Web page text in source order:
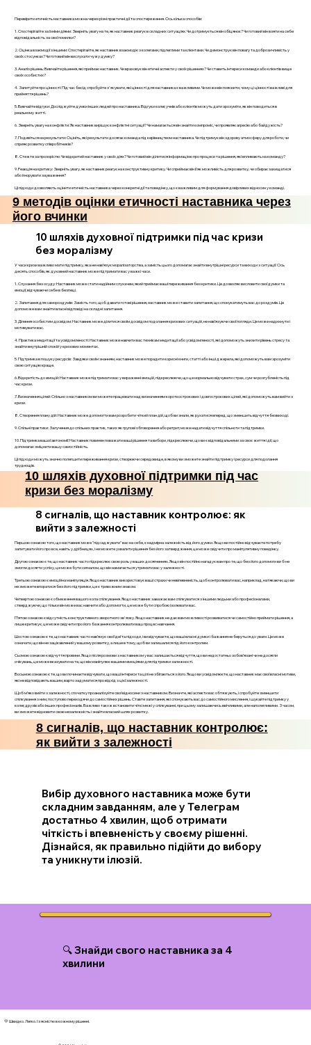
Перевірити етичність наставника можна через різні практичні дії та спостереження. Ось кілька способів:
1. Спостерігайте за їхніми діями: Зверніть увагу на те, як наставник реагує в складних ситуаціях. Чи дотримується він обіцянок? Чи готовий він взяти на себе
відповідальність за свої помилки?
2. Оцінка взаємодії з іншими: Спостерігайте, як наставник взаємодіє з колегами, підлеглими та клієнтами. Чи демонструє він повагу та доброзичливість у
своїх стосунках? Чи готовий він вислухати чужу думку?
3. Аналіз рішень: Вивчайте рішення, які приймає наставник. Чи враховує він етичні аспекти у своїх рішеннях? Чи ставить інтереси команди або клієнтів вище
своїх особистих?
4. Запитуйте про цінності: Під час бесід спробуйте з'ясувати, які цінності для наставника є важливими. Чи може він пояснити, чому ці цінності важливі для
прийняття рішень?
5. Вивчайте відгуки: Досліджуйте думки інших людей про наставника. Відгуки колег, учнів або клієнтів можуть дати зрозуміти, як він поводиться в
реальному житті.
6. Зверніть увагу на конфлікти: Як наставник вирішує конфліктні ситуації? Чи намагається він знайти компроміс, чи проявляє агресію або байдужість?
7. Подивіться на результати: Оцініть, які результати досягає команда під керівництвом наставника. Чи підтримує він здорову атмосферу для роботи, чи
сприяє розвитку співробітників?
8. Стежте за прозорістю: Чи відкритий наставник у своїх діях? Чи готовий він ділитися інформацією про процеси та рішення, які впливають на команду?
9. Реакція на критику: Зверніть увагу, як наставник реагує на конструктивну критику. Чи сприймає він її як можливість для розвитку, чи обирає захищатися
або ігнорувати зауваження?
Ці підходи дозволяють оцінити етичність наставника через конкретні дії та поведінку, що є важливим для формування довірливих відносин у команді.
9 методів оцінки етичності наставника через
його вчинки
10 шляхів духовної підтримки під час кризи
без моралізму
У часи кризи важливо мати підтримку, яка не нав’язує моралізаторства, а замість цього допомагає знайти внутрішні ресурси та виходи з ситуації. Ось
десять способів, як духовний наставник може підтримати вас у важкі часи.
1. Слухання без осуду: Наставник може стати надійним слухачем, який приймає ваші переживання без критики. Це дозволяє висловити свої думки та
емоції, відчуваючи себе в безпеці.
2. Запитання для самороздумів: Замість того, щоб давати готові рішення, наставник може ставити запитання, що спонукатимуть вас до роздумів. Це
допоможе вам знайти власні відповіді на складні запитання.
3. Ділення особистим досвідом: Наставник може ділитися своїм досвідом подолання кризових ситуацій, не нав’язуючи свої погляди. Це може надихнути і
мотивувати вас.
4. Практика медитації та усвідомленості: Наставник може навчити вас технікам медитації або усвідомленості, які допоможуть знизити рівень стресу та
знайти внутрішній спокій у кризових моментах.
5. Підтримка в пошуку ресурсів: Завдяки своїм знанням, наставник може порадити корисні книги, статті або інші джерела, які допоможуть вам зрозуміти
свою ситуацію краще.
6. Відкритість до емоцій: Наставник може підтримати вас у вираженні емоцій, підкреслюючи, що це нормально відчувати страх, сум чи розгубленість під
час кризи.
7. Визначення цілей: Спільно з наставником ви можете працювати над визначенням короткострокових і довгострокових цілей, які допоможуть вам вийти з
кризи.
8. Створення плану дій: Наставник може допомогти вам розробити чіткий план дій, щоб ви знали, як рухатися вперед, що зменшить відчуття безвиході.
9. Спільні практики: Залучення до спільних практик, таких як групові обговорення або ретрит, може надати відчуття спільноти та підтримки.
10. Підтримка вашої автономії: Наставник повинен поважати ваші рішення та вибори, підкреслюючи, що ви є відповідальними за своє життя і дії, що
допомагає зміцнити вашу самостійність.
Ці підходи можуть значно полегшити переживання кризи, створюючи середовище, в якому ви зможете знайти підтримку і ресурси для подолання
труднощів.
10 шляхів духовної підтримки під час
кризи без моралізму
8 сигналів, що наставник контролює: як
вийти з залежності
Першою ознакою того, що наставник може "підсаджувати" вас на себе, є надмірна залежність від його думки. Якщо ви постійно відчуваєте потребу
запитувати його про все, навіть у дрібницях, і не можете ухвалити рішення без його затвердження, це може свідчити про маніпулятивну поведінку.
Другою ознакою є те, що наставник часто підкреслює свою роль у ваших досягненнях. Якщо він постійно нагадує вам про те, що без його допомоги ви б не
змогли досягти успіху, це може бути сигналом, що він намагається утримати вас у залежності.
Третьою ознакою є емоційна маніпуляція. Якщо наставник використовує ваші страхи чи невпевненість, щоб контролювати вас, наприклад, натякаючи, що ви
не зможете впоратися без його підтримки, це є тривожним знаком.
Четвертою ознакою є обмеження вашого кола спілкування. Якщо наставник заважає вам спілкуватися з іншими людьми або професіоналами,
стверджуючи, що тільки він може вас навчити або допомогти, це може бути спробою ізолювати вас.
П’ятою ознакою є відсутність конструктивного зворотного зв'язку. Якщо наставник не дає вам можливості розвиватися чи самостійно приймати рішення, а
лише критикує, це може свідчити про його бажання контролювати ваш процес навчання.
Шостою ознакою є те, що наставник часто нав’язує свої ідеї та підходи, і ви відчуваєте, що ваші власні думки і бажання не беруться до уваги. Це може
означати, що він не зацікавлений у вашому розвитку, а лише в тому, щоб ви залишалися під його контролем.
Сьомою ознакою є відчуття провини. Якщо після розмови з наставником у вас залишається відчуття, що ви недостатньо зобов’язані чи не досягли
очікувань, це може вказувати на те, що він маніпулює вашими емоціями для підтримки залежності.
Восьмою ознакою є те, що ви починаєте відчувати, що ваші інтереси та цілі не збігаються з його. Якщо ви усвідомлюєте, що наставник має свої власні мотиви,
які не відповідають вашим, варто задуматися про відхід з цієї залежності.
Щоб м’яко вийти з залежності, спочатку проаналізуйте свої відносини з наставником. Визначте, які аспекти вас обтяжують, і спробуйте зменшити
спілкування з ним, поступово переходячи до самостійних рішень. Ставте запитання, які спонукають вас до самостійного мислення, і шукайте підтримку у
колег, друзів або інших професіоналів. Важливо також встановити чіткі межі у спілкуванні, при цьому залишаючись ввічливими, але наполегливими. З часом,
ви зможете відновити свою незалежність і знайти власний шлях розвитку.
8 сигналів, що наставник контролює:
як вийти з залежності
Вибір духовного наставника може бути
складним завданням, але у Телеграм
достатньо 4 хвилин, щоб отримати
чіткість і впевненість у своєму рішенні.
Дізнайся, як правильно підійти до вибору
та уникнути ілюзій.
🔍 Знайди свого наставника за 4
хвилини
💛 Швидко. Легко. І з ясністю в кожному рішенні.